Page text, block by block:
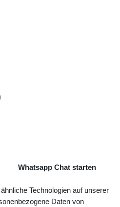
Whatsapp Chat starten
Technologien auf unserer
Daten von